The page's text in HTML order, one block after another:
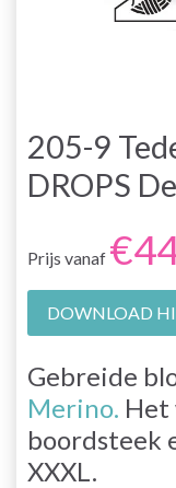
205-9
DROPS
Prijs vanaf
DOWNLOAD
Gebreide
Merino. Het
boordsteek
XXXL.